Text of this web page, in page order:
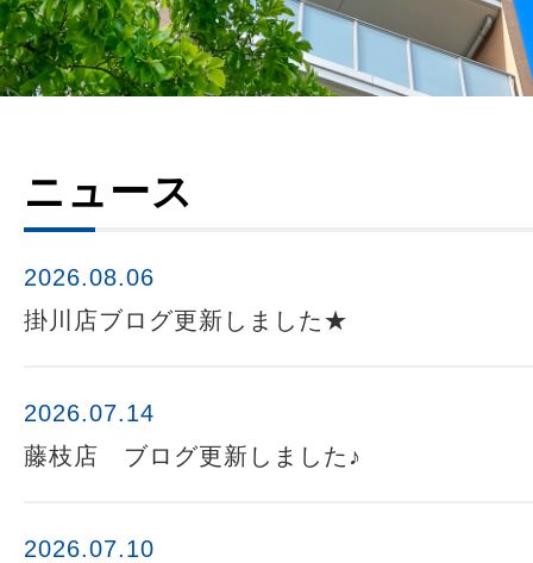
ニュース
2026.08.06
掛川店ブログ更新しました★
2026.07.14
藤枝店 ブログ更新しました♪
2026.07.10